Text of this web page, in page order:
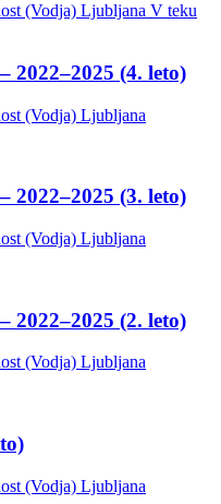
(Vodja) Ljubljana V teku
2022–2025 (4. leto)
(Vodja) Ljubljana
2022–2025 (3. leto)
(Vodja) Ljubljana
2022–2025 (2. leto)
(Vodja) Ljubljana
(Vodja) Ljubljana